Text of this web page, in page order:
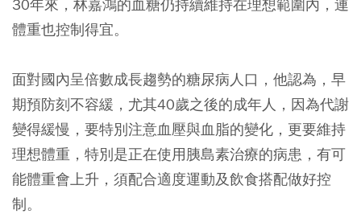
30年來，林嘉鴻的血糖仍持續維持在理想範圍內，連
體重也控制得宜。
面對國內呈倍數成長趨勢的糖尿病人口，他認為，早
期預防刻不容緩，尤其40歲之後的成年人，因為代謝
變得緩慢，要特別注意血壓與血脂的變化，更要維持
理想體重，特別是正在使用胰島素治療的病患，有可
能體重會上升，須配合適度運動及飲食搭配做好控
制。